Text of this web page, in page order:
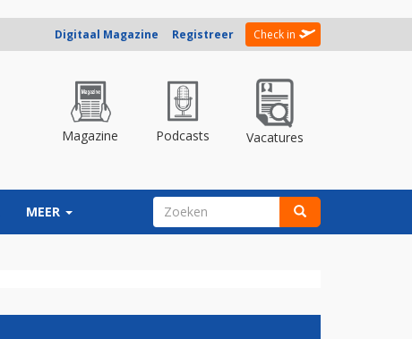
Digitaal Magazine Registreer Check in
Magazine Podcasts Vacatures
MEER ZOEKVELD